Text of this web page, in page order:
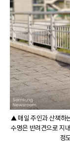
▲ 매일 주인과 산책하
수명은 반려견으로 지
정